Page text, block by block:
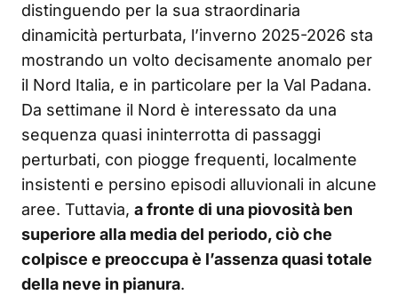
distinguendo per la sua straordinaria
dinamicità perturbata, l’inverno 2025-2026 sta
mostrando un volto decisamente anomalo per
il Nord Italia, e in particolare per la Val Padana.
Da settimane il Nord è interessato da una
sequenza quasi ininterrotta di passaggi
perturbati, con piogge frequenti, localmente
insistenti e persino episodi alluvionali in alcune
aree. Tuttavia, a fronte di una piovosità ben
superiore alla media del periodo, ciò che
colpisce e preoccupa è l’assenza quasi totale
della neve in pianura.